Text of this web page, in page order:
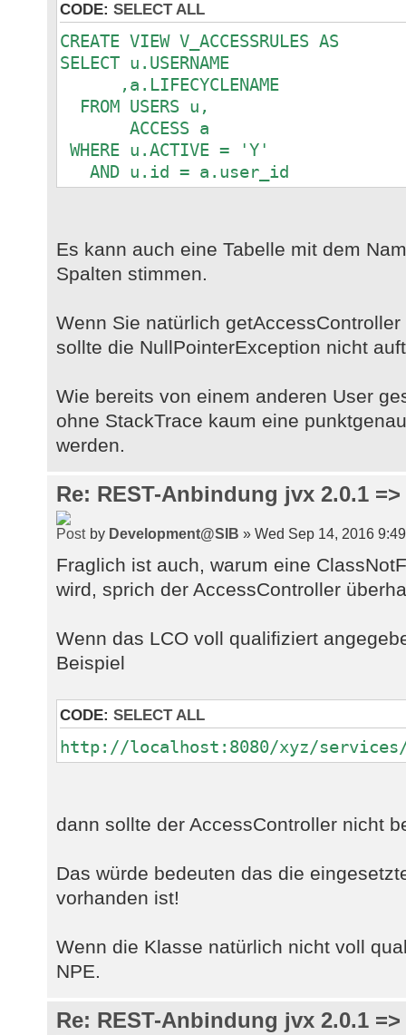
CODE: SELECT ALL
CREATE VIEW V_ACCESSRULES AS
SELECT u.USERNAME
,a.LIFECYCLENAME
FROM USERS u,
ACCESS a
WHERE u.ACTIVE = 'Y'
AND u.id = a.user_id
Es kann auch eine Tabelle mit dem
Spalten stimmen.
Wenn Sie natürlich
sollte die NullPointerException nicht
Wie bereits von einem anderen User
ohne StackTrace kaum eine
werden.
Re: REST-Anbindung jvx 2.0.1 =>
by Development@SIB » Wed Sep 14, 2016
Fraglich ist auch, warum eine
wird, sprich der AccessController
Wenn das LCO voll qualifiziert
Beispiel
CODE: SELECT ALL
http://localhost:8080/xyz/
dann sollte der AccessController nicht
Das würde bedeuten das die
vorhanden ist!
Wenn die Klasse natürlich nicht voll
NPE.
Re: REST-Anbindung jvx 2.0.1 =>